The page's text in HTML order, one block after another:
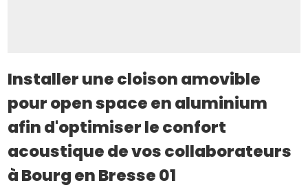
Installer une cloison amovible
pour open space en aluminium
afin d'optimiser le confort
acoustique de vos collaborateurs
à Bourg en Bresse 01